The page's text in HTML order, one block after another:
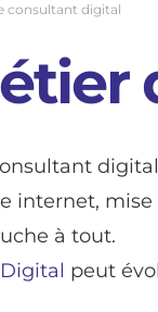
consultant digital
internet,
à tout.
peut